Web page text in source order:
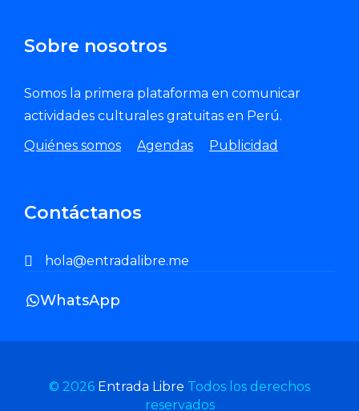
Sobre nosotros
Somos la primera plataforma en comunicar
actividades culturales gratuitas en Perú.
Quiénes somos
Agendas Publicidad
Contáctanos
hola@entradalibre.me
WhatsApp
© 2026 Entrada Libre Todos los derechos
reservados